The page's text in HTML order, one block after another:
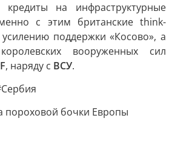
кредиты на инфраструктурные
с этим британские think-
поддержки «Косово», а
вооруженных сил
, наряду с ВСУ.
пороховой бочки Европы